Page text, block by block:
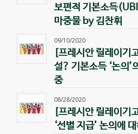
보편적 기본소득
마중물 by 김찬휘
09/10/2020
[프레시안 릴레이기
설? 기본소득 ‘논의
중
08/28/2020
[프레시안 릴레이기
‘선별 지급’ 논의에